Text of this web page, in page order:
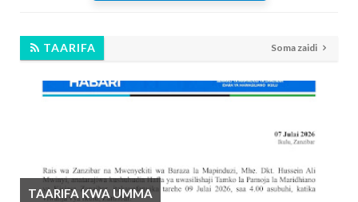
TAARIFA Soma zaidi
TAARIFA KWA UMMA